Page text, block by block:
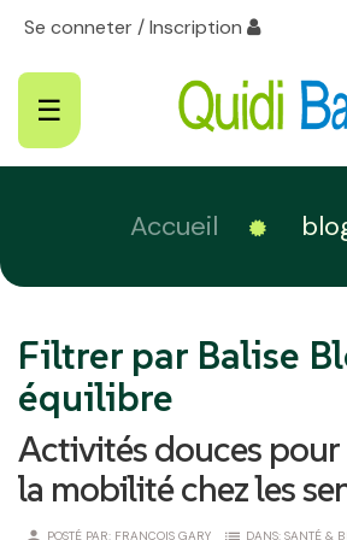
Se conneter / Inscription
Basculer
la
☰
Accueil
Filtrer par Balise
équilibre
Activités douces
la mobilité chez les
POSTÉ PAR: FRANÇOIS GARY DANS: SANTÉ &